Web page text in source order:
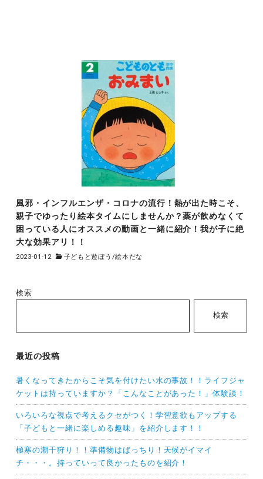
風邪・インフルエンザ・コロナの流行！熱が出た時こそ、
親子でゆったり絵本タイムにしませんか？薬が飲めなくて
困っている人にオススメの動画と一緒に紹介！我が子に絶
大な効果アリ！！
2023-01-12 子どもと遊ぼう /絵本だな
検索
検索
最近の投稿
暑くなってきたからこそ気を付けたい水の事故！！ライフジャ
ケットは持っていますか？「こんなことがあった！」体験談！
いろいろな視点で考えるクセがつく！学習意欲もアップする
「子どもと一緒に楽しめる趣味」を紹介します！！
極寒の潮干狩り！！準備物はばっちり！天候がイマイ
チ・・・。持っていって良かったものを紹介！